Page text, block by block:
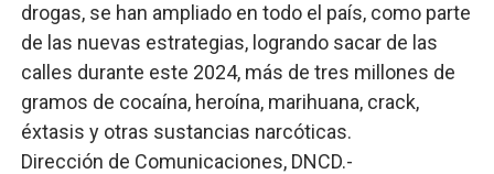
drogas, se han ampliado en todo el país, como parte
de las nuevas estrategias, logrando sacar de las
calles durante este 2024, más de tres millones de
gramos de cocaína, heroína, marihuana, crack,
éxtasis y otras sustancias narcóticas.
Dirección de Comunicaciones, DNCD.-